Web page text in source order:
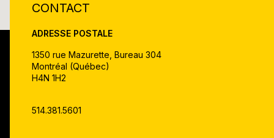
CONTACT
ADRESSE POSTALE
1350 rue Mazurette, Bureau 304
Montréal (Québec)
H4N 1H2
514.381.5601